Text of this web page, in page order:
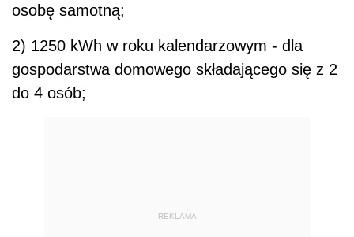
osobę samotną;
2) 1250 kWh w roku kalendarzowym - dla
gospodarstwa domowego składającego się z 2
do 4 osób;
REKLAMA